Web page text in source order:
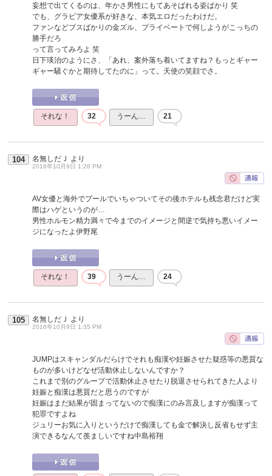
妄想で出てくるのは、年かさ男性にもてあそばれる姿ばかり 笑
でも、グラビア女優系が好きな、本気エロだったわけだ。
ファンなどブスばかりの金ズル、プライベートで何しようがこっちの
勝手だろ
って言ってみろよ 笑
日下瑛治のようにさ、「あれ、案外落ち着いてますね？もっとギャー
ギャー騒ぐかと期待してたのに」って。天使の笑顔でさ。
それな！ 32 うーん… 21
104 名無しだＪ より
2016年10月9日 1:28 PM
AV女優と海外でプールでいちゃついてその後ホテルも残念君だけど実
際はハゲというのが…
男性ホルモン精力満々で今までのイメージと間逆で気持ち悪いイメー
ジになったよ伊野尾
それな！ 39 うーん… 24
105 名無しだＪ より
2016年10月9日 1:35 PM
JUMPはスキャンダルだらけでそれも痴漢や妊娠させた疑惑等の悪質な
ものが多いけどなぜ活動休止しないんですか？
これまで別のグループで活動休止させたり脱退させられてきた人より
妊娠と痴漢は悪質だと思うのですが
妊娠はまだ結果が固まってないので痴漢にのみ言及しますが痴漢って
犯罪ですよね
ジュリーお気に入りというだけで痴漢しても金で解決し反省もせず主
演できるなんて羨ましいですね中島裕翔